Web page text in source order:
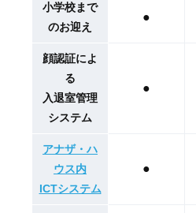
小学校まで
のお迎え
●
顔認証によ
る
入退室管理
システム
●
アナザ・ハ
ウス内
ICTシステム
●